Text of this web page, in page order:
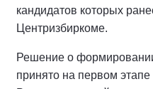
кандидатов которых
Центризбиркоме.
Решение о
принято на первом